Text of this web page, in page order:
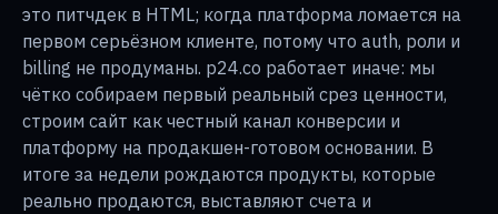
это питчдек в HTML; когда платформа ломается на
первом серьёзном клиенте, потому что auth, роли и
billing не продуманы. p24.co работает иначе: мы
чётко собираем первый реальный срез ценности,
строим сайт как честный канал конверсии и
платформу на продакшен-готовом основании. В
итоге за недели рождаются продукты, которые
реально продаются, выставляют счета и